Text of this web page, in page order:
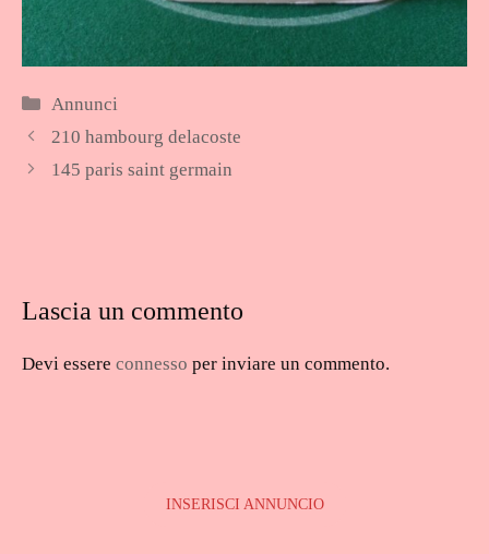
Categorie
Annunci
210 hambourg delacoste
145 paris saint germain
Lascia un commento
Devi essere connesso per inviare un commento.
INSERISCI ANNUNCIO